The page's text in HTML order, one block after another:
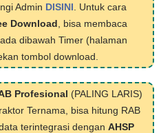
Admin DISINI . Untuk cara
Download , bisa membaca
dibawah Timer (halaman
tombol download.
Profesional (PALING LARIS)
Ternama, bisa hitung RAB
terintegrasi dengan AHSP